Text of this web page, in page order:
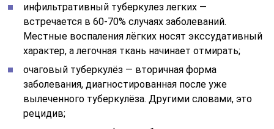
инфильтративный туберкулез легких —
встречается в 60-70% случаях заболеваний.
Местные воспаления лёгких носят экссудативный
характер, а легочная ткань начинает отмирать;
очаговый туберкулёз — вторичная форма
заболевания, диагностированная после уже
вылеченного туберкулёза. Другими словами, это
рецидив;